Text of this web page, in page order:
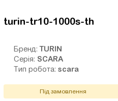
turin-tr10-1000s-th
Бренд:TURIN
Серія: SCARA
Тип робота: scara
Під замовлення